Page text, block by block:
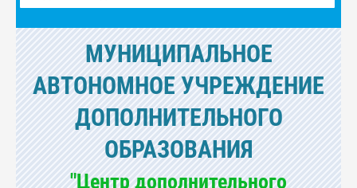
МУНИЦИПАЛЬНОЕ
АВТОНОМНОЕ УЧРЕЖДЕНИЕ
ДОПОЛНИТЕЛЬНОГО
ОБРАЗОВАНИЯ
"Центр дополнительного